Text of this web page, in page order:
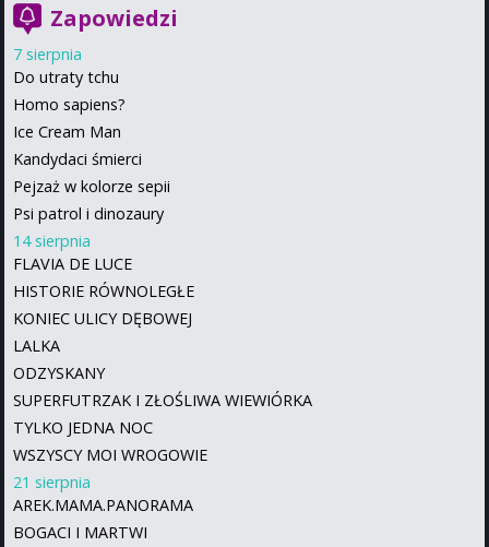
Zapowiedzi
7 sierpnia
Do utraty tchu
Homo sapiens?
Ice Cream Man
Kandydaci śmierci
Pejzaż w kolorze sepii
Psi patrol i dinozaury
14 sierpnia
FLAVIA DE LUCE
HISTORIE RÓWNOLEGŁE
KONIEC ULICY DĘBOWEJ
LALKA
ODZYSKANY
SUPERFUTRZAK I ZŁOŚLIWA WIEWIÓRKA
TYLKO JEDNA NOC
WSZYSCY MOI WROGOWIE
21 sierpnia
AREK.MAMA.PANORAMA
BOGACI I MARTWI